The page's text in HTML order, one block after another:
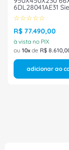
6DL28041AE31
☆☆☆☆☆
R$ 77.490,00
à vista no PIX
ou 10 de R$ 8.610,
adicionar ao